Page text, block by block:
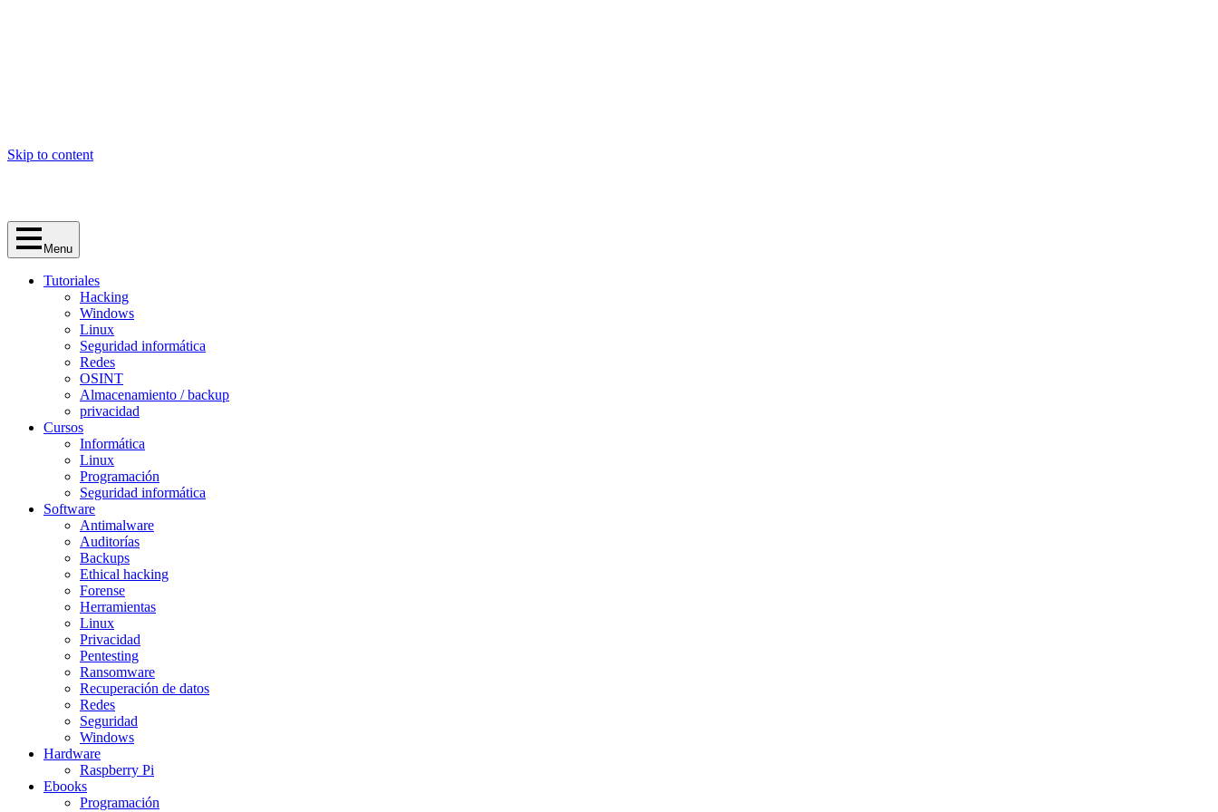
Skip to content
Menu
Tutoriales
Hacking
Windows
Linux
Seguridad informática
Redes
OSINT
Almacenamiento / backup
privacidad
Cursos
Informática
Linux
Programación
Seguridad informática
Software
Antimalware
Auditorías
Backups
Ethical hacking
Forense
Herramientas
Linux
Privacidad
Pentesting
Ransomware
Recuperación de datos
Redes
Seguridad
Windows
Hardware
Raspberry Pi
Ebooks
Programación